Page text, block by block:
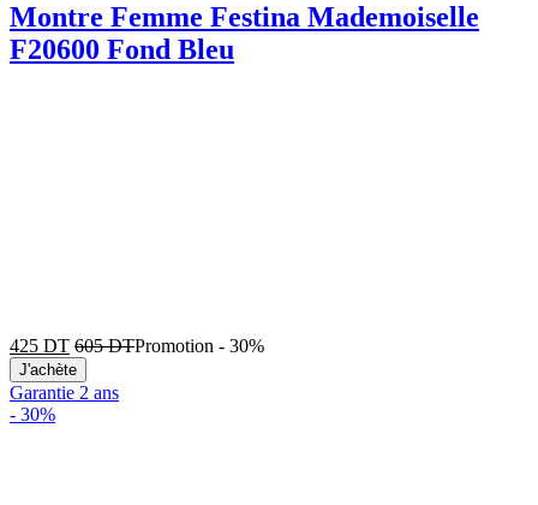
Montre Femme Festina Mademoiselle
F20600 Fond Bleu
425 DT 605DTPromotion - 30%
J'achète
Garantie 2 ans
- 30%